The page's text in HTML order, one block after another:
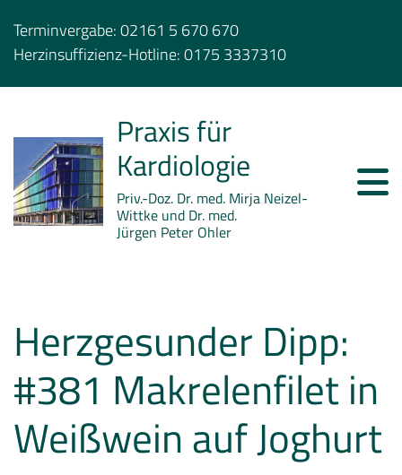
Terminvergabe:02161 5 670 670
Herzinsuffizienz-Hotline:0175 3337310
Praxis für
Kardiologie
Priv.-Doz. Dr. med. Mirja Neizel-
Wittke und Dr. med.
Jürgen Peter Ohler
Herzgesunder Dipp:
#381 Makrelenfilet in
Weißwein auf Joghurt